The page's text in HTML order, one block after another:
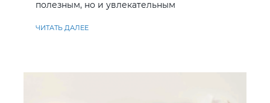
полезным, но и увлекательным
ЧИТАТЬ ДАЛЕЕ